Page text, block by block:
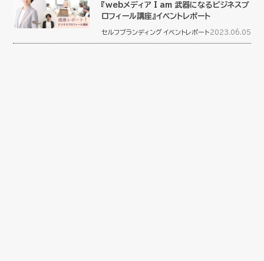
『webメディア I am 武器になるビジネスプ
ロフィール講座』イベントレポート
セルフブランディング イベントレポート 2023.06.05